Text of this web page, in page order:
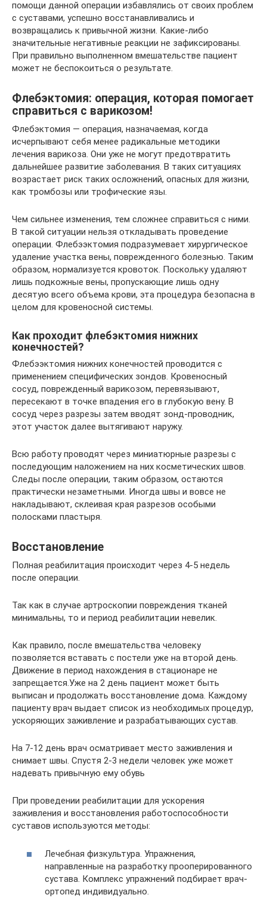
помощи данной операции избавлялись от своих проблем
с суставами, успешно восстанавливались и
возвращались к привычной жизни. Какие-либо
значительные негативные реакции не зафиксированы.
При правильно выполненном вмешательстве пациент
может не беспокоиться о результате.
Флебэктомия: операция, которая помогает
справиться с варикозом!
Флебэктомия — операция, назначаемая, когда
исчерпывают себя менее радикальные методики
лечения варикоза. Они уже не могут предотвратить
дальнейшее развитие заболевания. В таких ситуациях
возрастает риск таких осложнений, опасных для жизни,
как тромбозы или трофические язы.
Чем сильнее изменения, тем сложнее справиться с ними.
В такой ситуации нельзя откладывать проведение
операции. Флебээктомия подразумевает хирургическое
удаление участка вены, поврежденного болезнью. Таким
образом, нормализуется кровоток. Поскольку удаляют
лишь подкожные вены, пропускающие лишь одну
десятую всего объема крови, эта процедура безопасна в
целом для кровеносной системы.
Как проходит флебэктомия нижних
конечностей?
Флебээктомия нижних конечностей проводится с
применением специфических зондов. Кровеносный
сосуд, поврежденный варикозом, перевязывают,
пересекают в точке впадения его в глубокую вену. В
сосуд через разрезы затем вводят зонд-проводник,
этот участок далее вытягивают наружу.
Всю работу проводят через миниатюрные разрезы с
последующим наложением на них косметических швов.
Следы после операции, таким образом, остаются
практически незаметными. Иногда швы и вовсе не
накладывают, склеивая края разрезов особыми
полосками пластыря.
Восстановление
Полная реабилитация происходит через 4-5 недель
после операции.
Так как в случае артроскопии повреждения тканей
минимальны, то и период реабилитации невелик.
Как правило, после вмешательства человеку
позволяется вставать с постели уже на второй день.
Движение в период нахождения в стационаре не
запрещается.Уже на 2 день пациент может быть
выписан и продолжать восстановление дома. Каждому
пациенту врач выдает список из необходимых процедур,
ускоряющих заживление и разрабатывающих сустав.
На 7-12 день врач осматривает место заживления и
снимает швы. Спустя 2-3 недели человек уже может
надевать привычную ему обувь
При проведении реабилитации для ускорения
заживления и восстановления работоспособности
суставов используются методы:
Лечебная физкультура. Упражнения,
направленные на разработку прооперированного
сустава. Комплекс упражнений подбирает врач-
ортопед индивидуально.